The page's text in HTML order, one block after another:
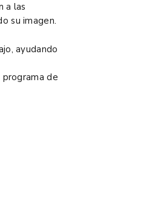
a las
su imagen.
ayudando
de